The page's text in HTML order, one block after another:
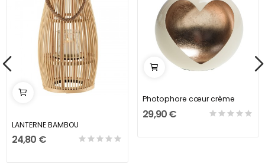
LANTERNE BAMBOU
24,80 €
Photophore cœur crème
29,90 €